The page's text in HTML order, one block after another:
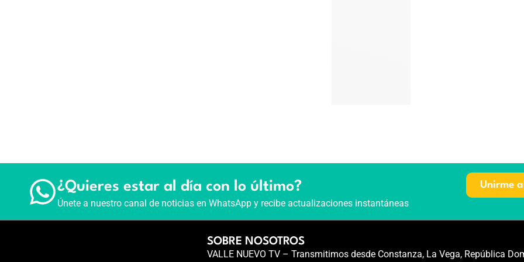
¿Quieres estar al día con lo último?
Únete a nuestro canal de noticias en WhatsApp y recibe actualizaciones instantáneas
Unirme
SOBRE NOSOTROS
VALLE NUEVO TV – Transmitimos desde Constanza, La Vega, República